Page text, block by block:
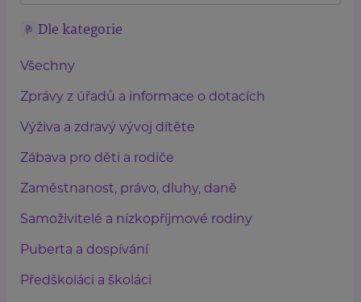
Dle kategorie
Všechny
Zprávy z úřadů a informace o dotacích
Výživa a zdravý vývoj dítěte
Zábava pro děti a rodiče
Zaměstnanost, právo, dluhy, daně
Samoživitelé a nízkopříjmové rodiny
Puberta a dospívání
Předškoláci a školáci